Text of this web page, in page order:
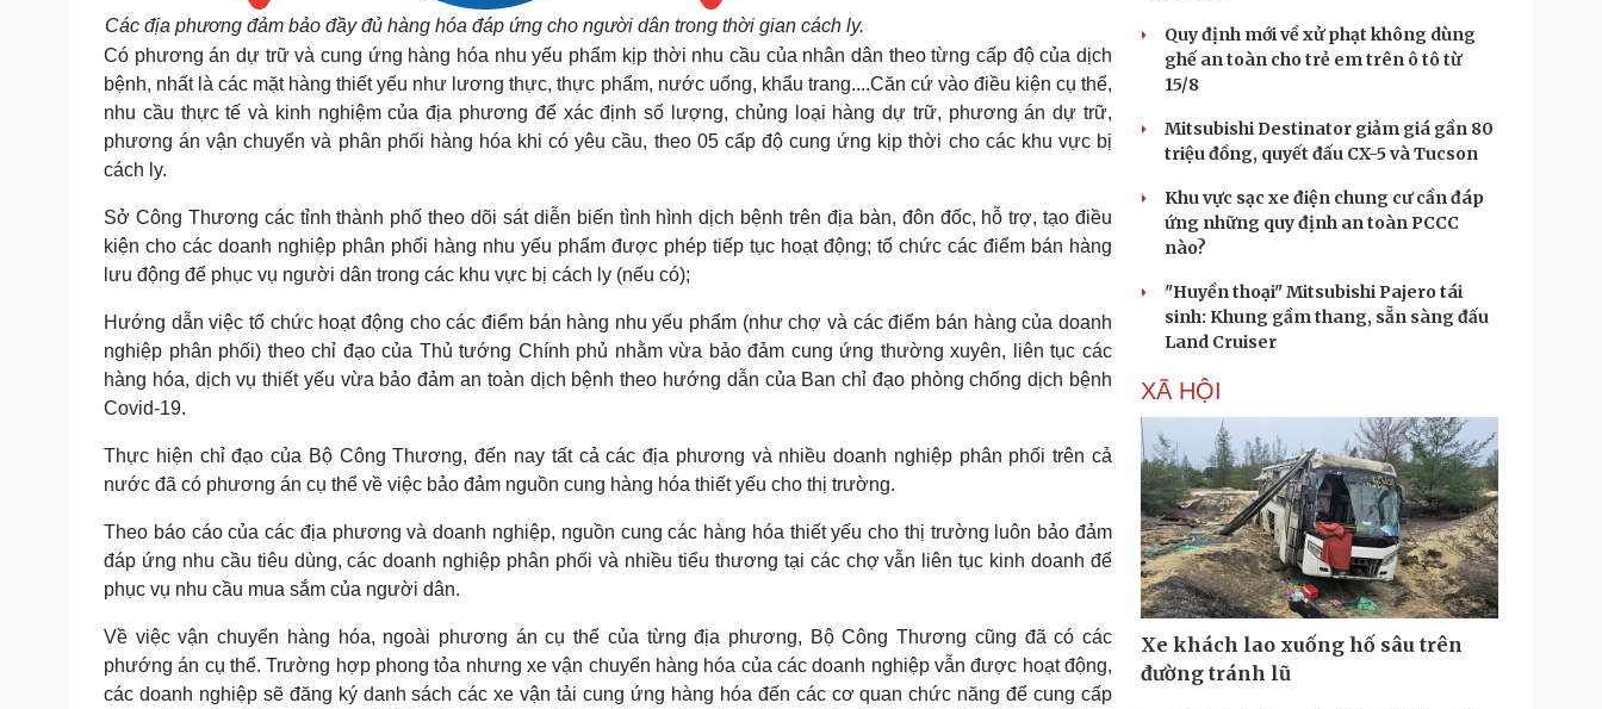
Các địa phương đảm bảo đầy đủ hàng hóa đáp ứng cho người dân trong thời gian cách ly.
Có phương án dự trữ và cung ứng hàng hóa nhu yếu phẩm kịp thời nhu cầu của nhân dân theo từng cấp độ của dịch
bệnh, nhất là các mặt hàng thiết yếu như lương thực, thực phẩm, nước uống, khẩu trang....Căn cứ vào điều kiện cụ thể,
nhu cầu thực tế và kinh nghiệm của địa phương để xác định số lượng, chủng loại hàng dự trữ, phương án dự trữ,
phương án vận chuyển và phân phối hàng hóa khi có yêu cầu, theo 05 cấp độ cung ứng kịp thời cho các khu vực bị
cách ly.
Sở Công Thương các tỉnh thành phố theo dõi sát diễn biến tình hình dịch bệnh trên địa bàn, đôn đốc, hỗ trợ, tạo điều
kiện cho các doanh nghiệp phân phối hàng nhu yếu phẩm được phép tiếp tục hoạt động; tổ chức các điểm bán hàng
lưu động để phục vụ người dân trong các khu vực bị cách ly (nếu có);
Hướng dẫn việc tổ chức hoạt động cho các điểm bán hàng nhu yếu phẩm (như chợ và các điểm bán hàng của doanh
nghiệp phân phối) theo chỉ đạo của Thủ tướng Chính phủ nhằm vừa bảo đảm cung ứng thường xuyên, liên tục các
hàng hóa, dịch vụ thiết yếu vừa bảo đảm an toàn dịch bệnh theo hướng dẫn của Ban chỉ đạo phòng chống dịch bệnh
Covid-19.
Thực hiện chỉ đạo của Bộ Công Thương, đến nay tất cả các địa phương và nhiều doanh nghiệp phân phối trên cả
nước đã có phương án cụ thể về việc bảo đảm nguồn cung hàng hóa thiết yếu cho thị trường.
Theo báo cáo của các địa phương và doanh nghiệp, nguồn cung các hàng hóa thiết yếu cho thị trường luôn bảo đảm
đáp ứng nhu cầu tiêu dùng, các doanh nghiệp phân phối và nhiều tiểu thương tại các chợ vẫn liên tục kinh doanh để
phục vụ nhu cầu mua sắm của người dân.
Về việc vận chuyển hàng hóa, ngoài phương án cụ thể của từng địa phương, Bộ Công Thương cũng đã có các
phướng án cụ thể. Trường hợp phong tỏa nhưng xe vận chuyển hàng hóa của các doanh nghiệp vẫn được hoạt động,
các doanh nghiệp sẽ đăng ký danh sách các xe vận tải cung ứng hàng hóa đến các cơ quan chức năng để cung cấp
Quy định mới về xử phạt không dùng
ghế an toàn cho trẻ em trên ô tô từ
15/8
Mitsubishi Destinator giảm giá gần 80
triệu đồng, quyết đấu CX-5 và Tucson
Khu vực sạc xe điện chung cư cần đáp
ứng những quy định an toàn PCCC
nào?
"Huyền thoại" Mitsubishi Pajero tái
sinh: Khung gầm thang, sẵn sàng đấu
Land Cruiser
XÃ HỘI
Xe khách lao xuống hố sâu trên
đường tránh lũ